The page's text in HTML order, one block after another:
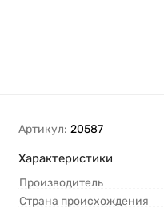
Артикул: 20587
Характеристики
Производитель
Страна происхождения